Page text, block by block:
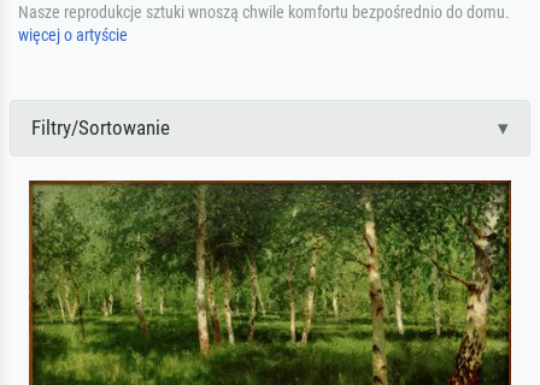
Nasze reprodukcje sztuki wnoszą chwile komfortu bezpośrednio do domu.
więcej o artyście
Filtry/Sortowanie